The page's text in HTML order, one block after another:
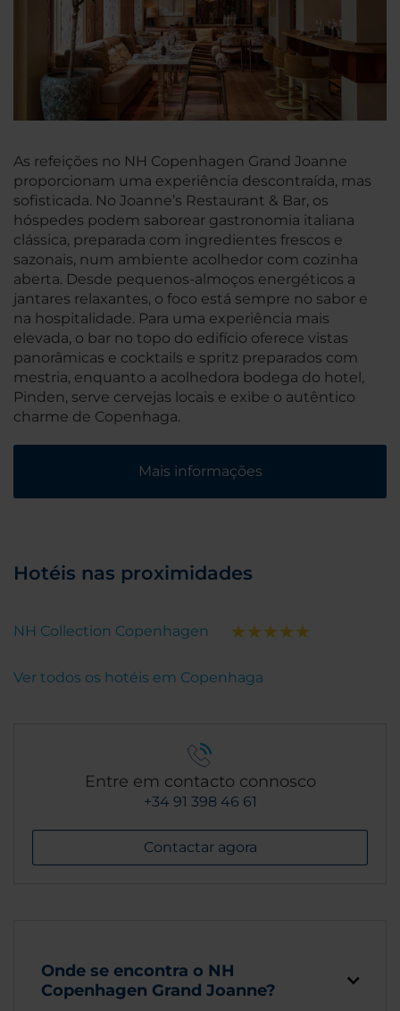
As refeições no NH Copenhagen Grand Joanne
proporcionam uma experiência descontraída, mas
sofisticada. No Joanne’s Restaurant & Bar, os
hóspedes podem saborear gastronomia italiana
clássica, preparada com ingredientes frescos e
sazonais, num ambiente acolhedor com cozinha
aberta. Desde pequenos-almoços energéticos a
jantares relaxantes, o foco está sempre no sabor e
na hospitalidade. Para uma experiência mais
elevada, o bar no topo do edifício oferece vistas
panorâmicas e cocktails e spritz preparados com
mestria, enquanto a acolhedora bodega do hotel,
Pinden, serve cervejas locais e exibe o autêntico
charme de Copenhaga.
Mais informações
Hotéis nas proximidades
NH Collection Copenhagen
Ver todos os hotéis em Copenhaga
Entre em contacto connosco
+34 91 398 46 61
Contactar agora
Onde se encontra o NH
Copenhagen Grand Joanne?